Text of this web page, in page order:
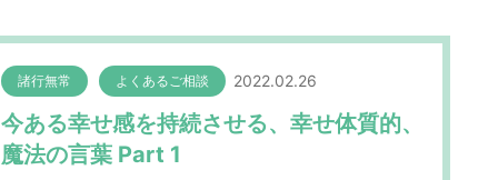
諸行無常 よくあるご相談 2022.02.26
今ある幸せ感を持続させる、幸せ体質的、
魔法の言葉 Part 1